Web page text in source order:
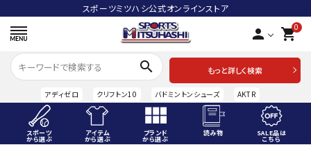
スポーツミツハシ公式オンラインストア
person 0
shopping_cart
search
もっと詳しく検索
アディゼロ クリフトン10 バドミントンシューズ AKTR
スポーツ
から選ぶ
アイテム
から選ぶ
ブランド
から選ぶ
読み物 SALE品は
こちら